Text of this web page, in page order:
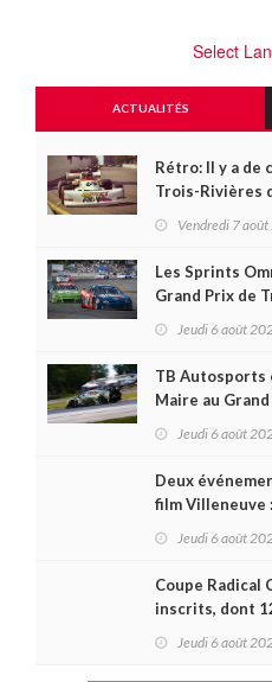
Select
ACTUALITÉS
Rétro: Il y a de
Trois-Rivières
Vendredi 7
Les Sprints
Grand Prix de
Jeudi 6 août
TB Autosports
Maire au
Jeudi 6 août
Deux
film Villeneuve
Jeudi 6 août
Coupe Radical
inscrits, dont
Jeudi 6 août